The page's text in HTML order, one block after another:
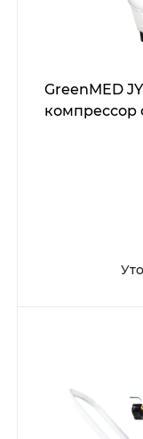
GreenMED
компрессор